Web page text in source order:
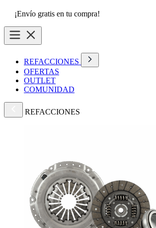
¡Envío gratis en tu compra!
REFACCIONES
OFERTAS
OUTLET
COMUNIDAD
REFACCIONES